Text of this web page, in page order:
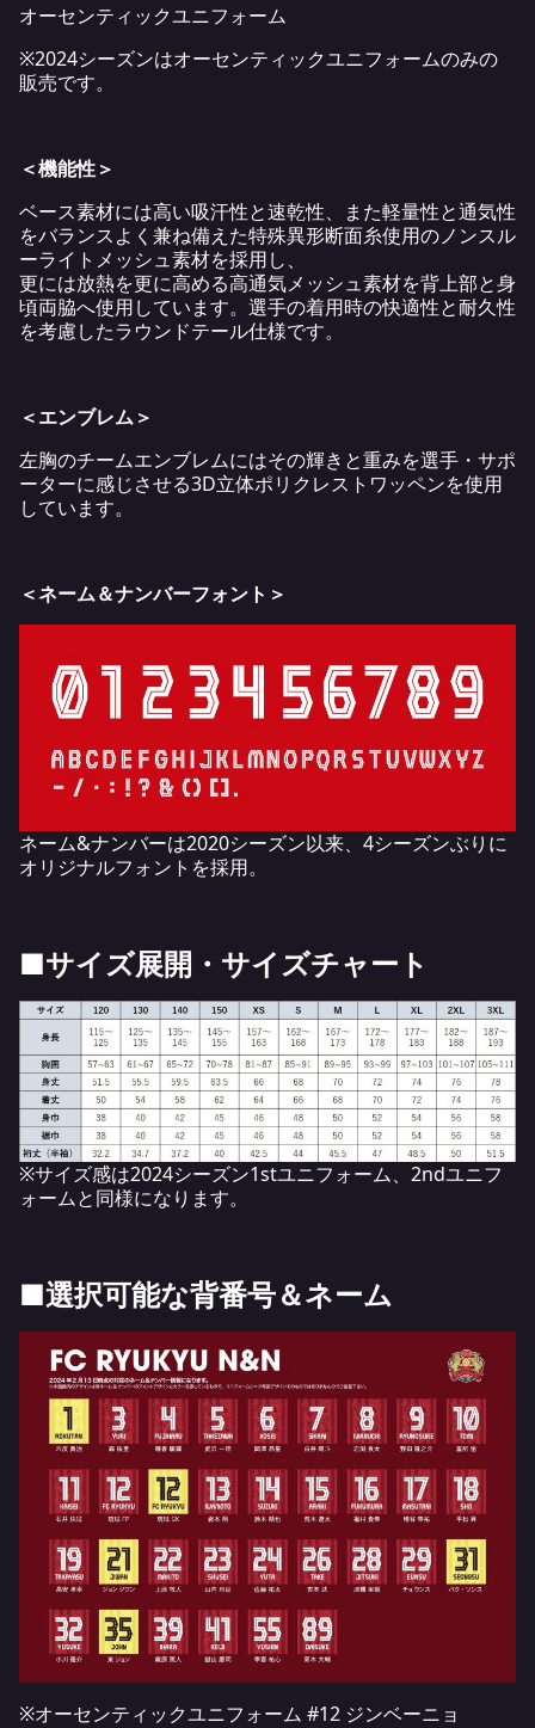
オーセンティックユニフォーム
※2024シーズンはオーセンティックユニフォームのみの
販売です。
＜機能性＞
ベース素材には高い吸汗性と速乾性、また軽量性と通気性
をバランスよく兼ね備えた特殊異形断面糸使用のノンスル
ーライトメッシュ素材を採用し、
更には放熱を更に高める高通気メッシュ素材を背上部と身
頃両脇へ使用しています。選手の着用時の快適性と耐久性
を考慮したラウンドテール仕様です。
＜エンブレム＞
左胸のチームエンブレムにはその輝きと重みを選手・サポ
ーターに感じさせる3D立体ポリクレストワッペンを使用
しています。
＜ネーム＆ナンバーフォント＞
ネーム&ナンバーは2020シーズン以来、4シーズンぶりに
オリジナルフォントを採用。
■サイズ展開・サイズチャート
※サイズ感は2024シーズン1stユニフォーム、2ndユニフ
ォームと同様になります。
■選択可能な背番号＆ネーム
※オーセンティックユニフォーム #12 ジンベーニョ